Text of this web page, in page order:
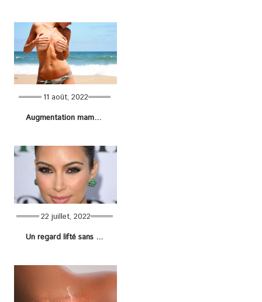
11 août, 2022
Augmentation mammaire : règles à suivre pour aller à la plage
22 juillet, 2022
Un regard lifté sans chirurgie ? Cette astuce TikTok fait le buzz auprès des plus grandes stars